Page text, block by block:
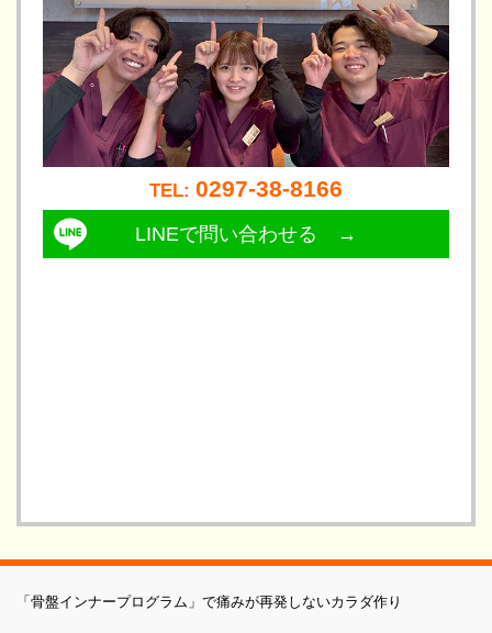
TEL: 0297-38-8166
LINEで問い合わせる →
「骨盤インナープログラム」で痛みが再発しないカラダ作り